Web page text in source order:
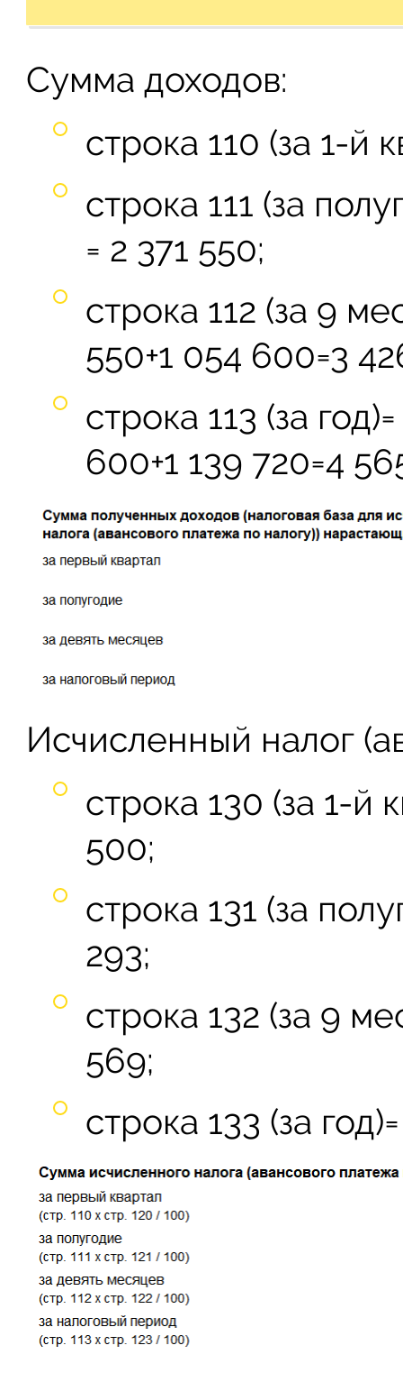
Сумма доходов:
строка 110 (за 1-й
строка 111 (за
= 2 371 550;
строка 112 (за 9
550+1 054 600=3
строка 113 (за
600+1 139 720=4
Исчисленный налог
строка 130 (за 1-й
500;
строка 131 (за
293;
строка 132 (за 9
569;
строка 133 (за